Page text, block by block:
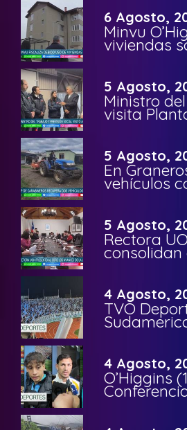
6 Agosto,
Minvu
viviendas
5 Agosto,
Ministro
visita
5 Agosto,
En
vehículos
5 Agosto,
Rectora
consolidan
4 Agosto,
TVO
4 Agosto,
O’Higgins